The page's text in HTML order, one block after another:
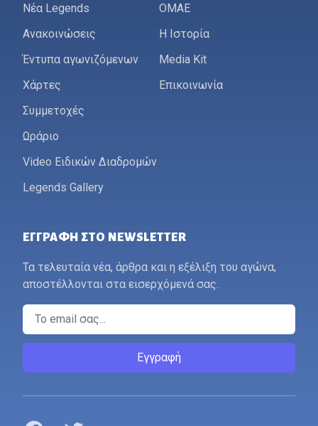
Νέα Legends
Ανακοινώσεις
Έντυπα αγωνιζόμενων
Χάρτες
Συμμετοχές
Ωράριο
Video Ειδικών Διαδρομών
Legends Gallery
ΟΜΑΕ
Η Ιστορία
Media Kit
Επικοινωνία
ΕΓΓΡΑΦΉ ΣΤΟ NEWSLETTER
Τα τελευταία νέα, άρθρα και η εξέλιξη του αγώνα,
αποστέλλονται στα εισερχόμενά σας.
Email
Εγγραφή